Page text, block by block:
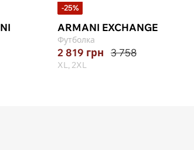
-25%
ARMANI EXCHANGE
Футболка
2 819 грн 3 758
XL, 2XL